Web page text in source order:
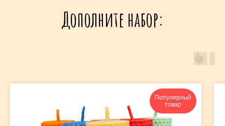
Дополните набор:
Популярный
товар